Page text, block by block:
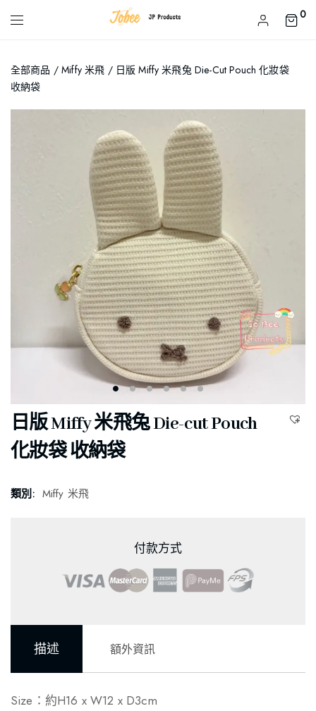
0
全部商品 /Miffy 米飛 / 日版 Miffy 米飛兔 Die-Cut Pouch 化妝袋
收納袋
日版 Miffy 米飛兔 Die-cut Pouch
化妝袋 收納袋
類別: Miffy 米飛
付款方式
描述 額外資訊
Size：約H16 x W12 x D3cm